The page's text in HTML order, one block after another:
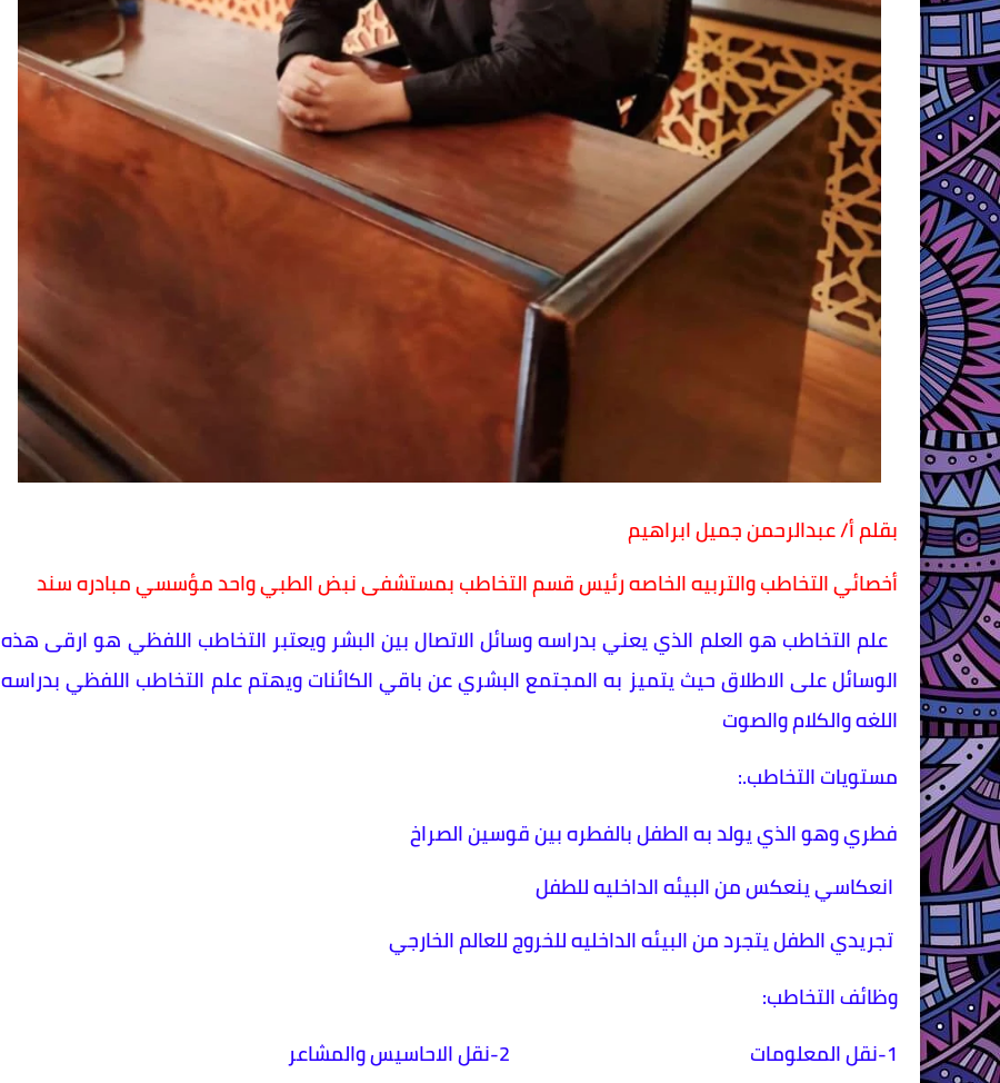
بقلم أ/ عبدالرحمن جميل ابراهيم
أخصائي التخاطب والتربيه الخاصه رئيس قسم التخاطب بمستشفى نبض الطبي واحد مؤسسي مبادره سند
علم التخاطب هو العلم الذي يعني بدراسه وسائل الاتصال بين البشر ويعتبر التخاطب اللفظي هو ارقى هذه
الوسائل على الاطلاق حيث يتميز به المجتمع البشري عن باقي الكائنات ويهتم علم التخاطب اللفظي بدراسه
اللغه والكلام والصوت
مستويات التخاطب.:
فطري وهو الذي يولد به الطفل بالفطره بين قوسين الصراخ
انعكاسي ينعكس من البيئه الداخليه للطفل
تجريدي الطفل يتجرد من البيئه الداخليه للخروج للعالم الخارجي
وظائف التخاطب:
1-نقل المعلومات 2-نقل الاحاسيس والمشاعر